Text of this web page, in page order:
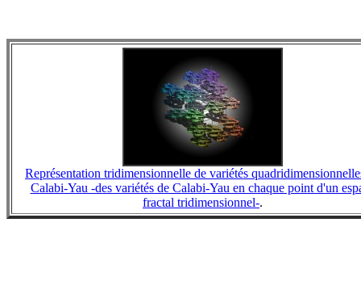
Représentation tridimensionnelle de variétés
Calabi-Yau -des variétés de Calabi-Yau en chaque point d'un
fractal tridimensionnel-.